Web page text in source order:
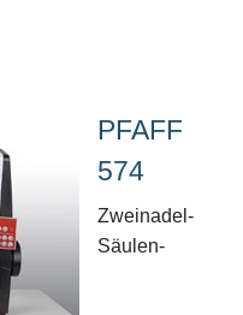
PFAFF
574
Zweinadel-
Säulen-